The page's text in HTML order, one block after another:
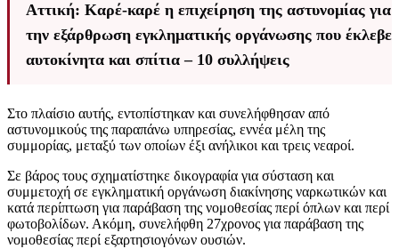
Αττική: Καρέ-καρέ η επιχείρηση της αστυνομίας για
την εξάρθρωση εγκληματικής οργάνωσης που έκλεβε
αυτοκίνητα και σπίτια – 10 συλλήψεις
Στο πλαίσιο αυτής, εντοπίστηκαν και συνελήφθησαν από
αστυνομικούς της παραπάνω υπηρεσίας, εννέα μέλη της
συμμορίας, μεταξύ των οποίων έξι ανήλικοι και τρεις νεαροί.
Σε βάρος τους σχηματίστηκε δικογραφία για σύσταση και
συμμετοχή σε εγκληματική οργάνωση διακίνησης ναρκωτικών και
κατά περίπτωση για παράβαση της νομοθεσίας περί όπλων και περί
φωτοβολίδων. Ακόμη, συνελήφθη 27χρονος για παράβαση της
νομοθεσίας περί εξαρτησιογόνων ουσιών.